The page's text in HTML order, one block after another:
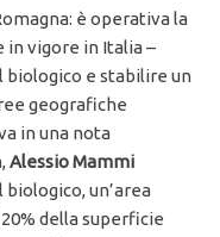
è operativa la
in vigore in Italia –
biologico e stabilire un
geografiche
in una nota
Alessio Mammi
un’area
della superficie